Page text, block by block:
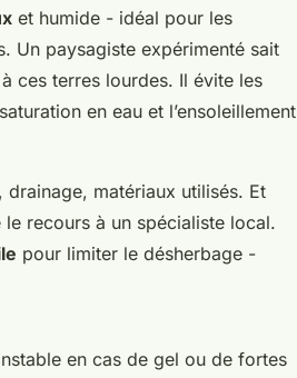
et humide - idéal pour les
Un paysagiste expérimenté sait
ces terres lourdes. Il évite les
en eau et l’ensoleillement
matériaux utilisés. Et
recours à un spécialiste local.
pour limiter le désherbage -
en cas de gel ou de fortes